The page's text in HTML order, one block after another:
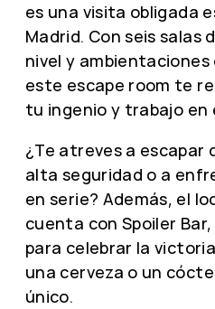
es una visita obligada
Madrid. Con seis salas
nivel y
este escape room te
tu ingenio y trabajo en
¿Te atreves a escapar
alta seguridad o a
en serie? Además, el
cuenta con Spoiler
para celebrar la
una cerveza o un
único.